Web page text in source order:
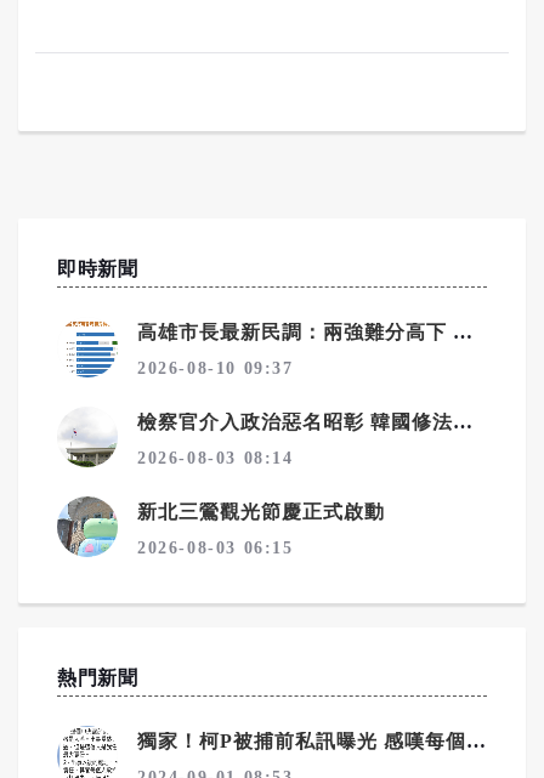
即時新聞
高雄市長最新民調：兩強難分高下 賴瑞隆、柯志恩差距在誤差範圍內
2026-08-10 09:37
檢察官介入政治惡名昭彰 韓國修法拔除偵查主體
2026-08-03 08:14
新北三鶯觀光節慶正式啟動
2026-08-03 06:15
熱門新聞
獨家！柯P被捕前私訊曝光 感嘆每個人都在推責任